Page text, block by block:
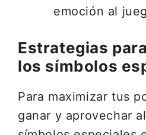
emoción al
Estrategias
los símbolos
Para maximizar tus
ganar y aprovechar